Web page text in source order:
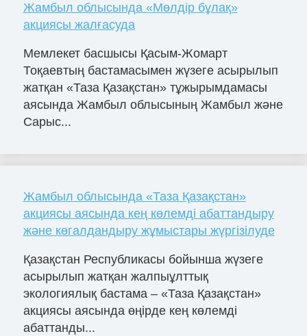
Жамбыл облысында «Мөлдір бұлақ»
акциясы жалғасуда
Мемлекет басшысы Қасым-Жомарт
Тоқаевтың бастамасымен жүзеге асырылып
жатқан «Таза Қазақстан» тұжырымдамасы
аясында Жамбыл облысының Жамбыл және
Сарыс...
Жамбыл облысында «Таза Қазақстан»
акциясы аясында кең көлемді абаттандыру
және көгалдандыру жұмыстары жүргізілуде
Қазақстан Республикасы бойынша жүзеге
асырылып жатқан жалпыұлттық
экологиялық бастама – «Таза Қазақстан»
акциясы аясында өңірде кең көлемді
абаттанды...